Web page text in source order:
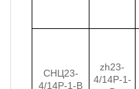
СНЦ23-
4/14Р-1-В
zh23-
4/14P-1-